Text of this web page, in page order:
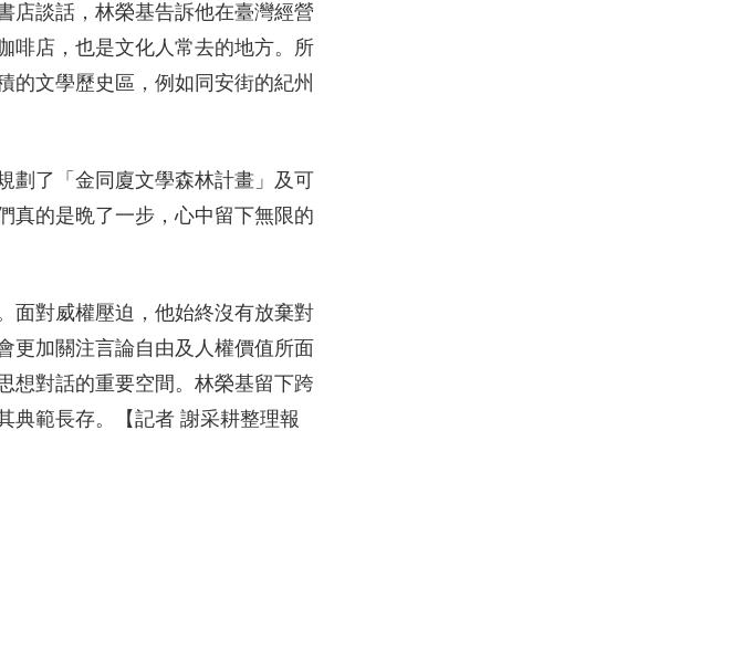
店談話，林榮基告訴他在臺灣經營
啡店，也是文化人常去的地方。所
的文學歷史區，例如同安街的紀州
劃了「金同廈文學森林計畫」及可
真的是晩了一步，心中留下無限的
面對威權壓迫，他始終沒有放棄對
更加關注言論自由及人權價值所面
想對話的重要空間。林榮基留下跨
典範長存。【記者 謝采耕整理報